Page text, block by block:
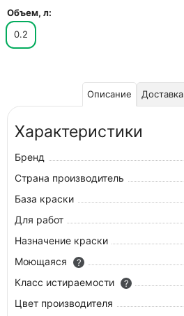
Объем, л:
0.2
Описание Доставка
Характеристики
Бренд
Страна производитель
База краски
Для работ
Назначение краски
Моющаяся
?
Класс истираемости
?
Цвет производителя